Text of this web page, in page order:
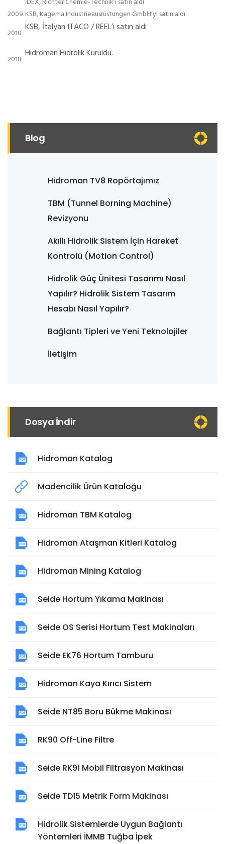
2009 KSB, Kagema Industrieausrüstungen GmbH’yı satın aldı
2010 KSB, İtalyan ITACO / REEL’i satın aldı
2018 Hidroman Hidrolik Kuruldu.
Blog
Hidroman TV8 Ropörtajımız
TBM (Tunnel Borning Machine)
Revizyonu
Akıllı Hidrolik Sistem İçin Hareket
Kontrolü (Motion Control)
Hidrolik Güç Ünitesi Tasarımı Nasıl
Yapılır? Hidrolik Sistem Tasarım
Hesabı Nasıl Yapılır?
Bağlantı Tipleri ve Yeni Teknolojiler
İletişim
Dosya İndir
Hidroman Katalog
Madencilik Ürün Kataloğu
Hidroman TBM Katalog
Hidroman Ataşman Kitleri Katalog
Hidroman Mining Katalog
Seide Hortum Yıkama Makinası
Seide OS Serisi Hortum Test Makinaları
Seide EK76 Hortum Tamburu
Hidroman Kaya Kırıcı Sistem
Seide NT85 Boru Bükme Makinası
RK90 Off-Line Filtre
Seide RK91 Mobil Filtrasyon Makinası
Seide TD15 Metrik Form Makinası
Hidrolik Sistemlerde Uygun Bağlantı
Yöntemleri İMMB Tuğba İpek